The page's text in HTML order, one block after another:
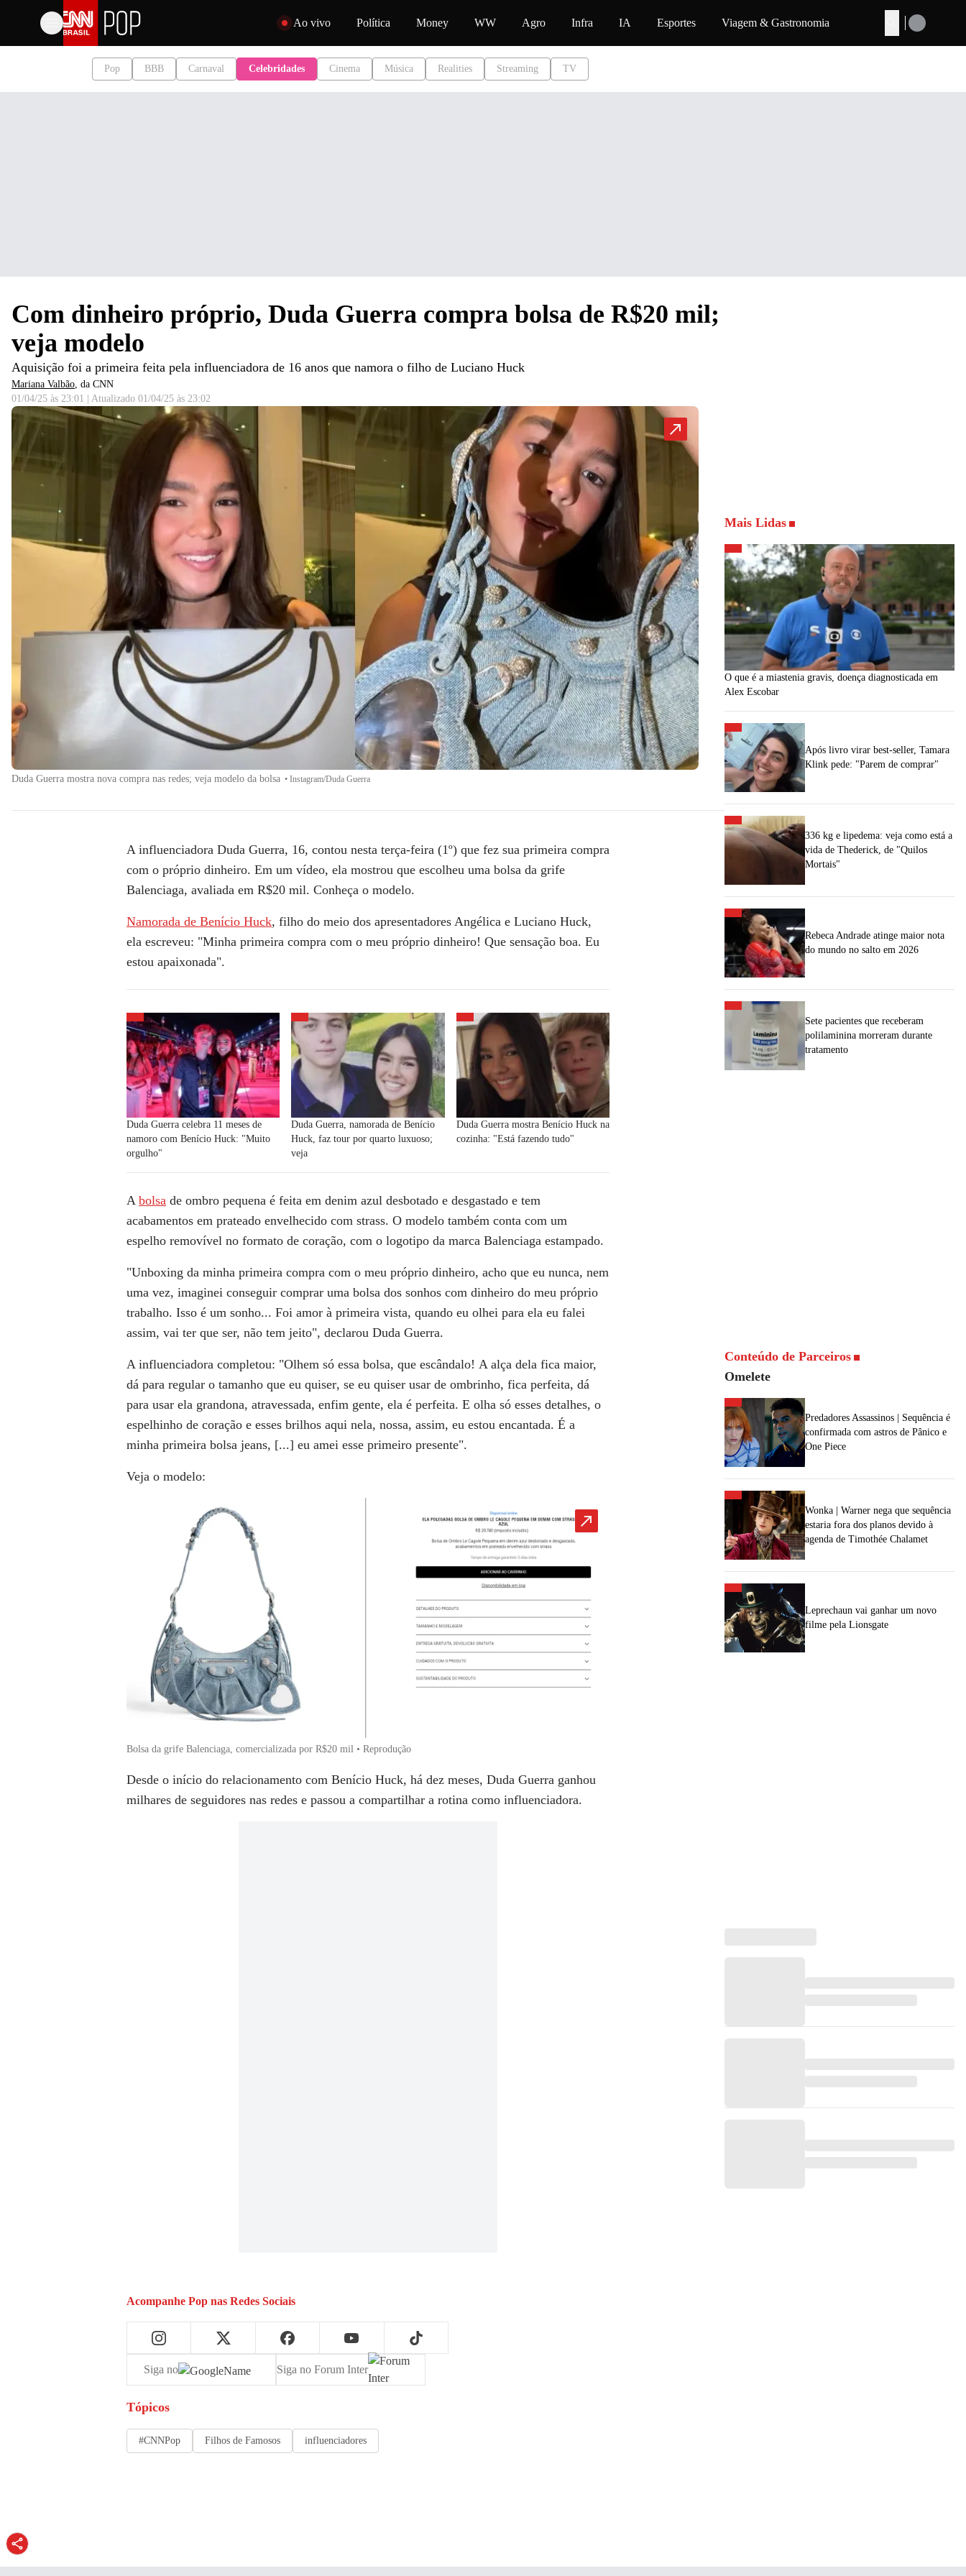
Buscar
Pular para o conteúdo
Ao vivo Política Money WW Agro Infra IA Esportes Viagem & Gastronomia
Pop BBB Carnaval Celebridades Cinema Música Realities Streaming TV
Com dinheiro próprio, Duda Guerra compra bolsa de R$20 mil;
veja modelo
Aquisição foi a primeira feita pela influenciadora de 16 anos que namora o filho de Luciano Huck
Mariana Valbão, da CNN
01/04/25 às 23:01
Atualizado 01/04/25 às 23:02
Duda Guerra mostra nova compra nas redes; veja modelo da bolsa • Instagram/Duda Guerra
A influenciadora Duda Guerra, 16, contou nesta terça-feira (1º) que fez sua primeira compra
com o próprio dinheiro. Em um vídeo, ela mostrou que escolheu uma bolsa da grife
Balenciaga, avaliada em R$20 mil. Conheça o modelo.
Namorada de Benício Huck, filho do meio dos apresentadores Angélica e Luciano Huck,
ela escreveu: "Minha primeira compra com o meu próprio dinheiro! Que sensação boa. Eu
estou apaixonada".
Duda Guerra celebra 11 meses de
namoro com Benício Huck: "Muito
orgulho"
Duda Guerra, namorada de Benício
Huck, faz tour por quarto luxuoso;
veja
Duda Guerra mostra Benício Huck na
cozinha: "Está fazendo tudo"
A bolsa de ombro pequena é feita em denim azul desbotado e desgastado e tem
acabamentos em prateado envelhecido com strass. O modelo também conta com um
espelho removível no formato de coração, com o logotipo da marca Balenciaga estampado.
"Unboxing da minha primeira compra com o meu próprio dinheiro, acho que eu nunca, nem
uma vez, imaginei conseguir comprar uma bolsa dos sonhos com dinheiro do meu próprio
trabalho. Isso é um sonho... Foi amor à primeira vista, quando eu olhei para ela eu falei
assim, vai ter que ser, não tem jeito", declarou Duda Guerra.
A influenciadora completou: "Olhem só essa bolsa, que escândalo! A alça dela fica maior,
dá para regular o tamanho que eu quiser, se eu quiser usar de ombrinho, fica perfeita, dá
para usar ela grandona, atravessada, enfim gente, ela é perfeita. E olha só esses detalhes, o
espelhinho de coração e esses brilhos aqui nela, nossa, assim, eu estou encantada. É a
minha primeira bolsa jeans, [...] eu amei esse primeiro presente".
Veja o modelo:
Bolsa da grife Balenciaga, comercializada por R$20 mil • Reprodução
Desde o início do relacionamento com Benício Huck, há dez meses, Duda Guerra ganhou
milhares de seguidores nas redes e passou a compartilhar a rotina como influenciadora.
Acompanhe Pop nas Redes Sociais
Siga no Siga no Forum Inter
Tópicos
#CNNPop Filhos de Famosos influenciadores
Mais Lidas
O que é a miastenia gravis, doença diagnosticada em
Alex Escobar
Após livro virar best-seller, Tamara
Klink pede: "Parem de comprar"
336 kg e lipedema: veja como está a
vida de Thederick, de "Quilos
Mortais"
Rebeca Andrade atinge maior nota
do mundo no salto em 2026
Sete pacientes que receberam
polilaminina morreram durante
tratamento
Conteúdo de Parceiros
Omelete
Predadores Assassinos | Sequência é
confirmada com astros de Pânico e
One Piece
Wonka | Warner nega que sequência
estaria fora dos planos devido à
agenda de Timothée Chalamet
Leprechaun vai ganhar um novo
filme pela Lionsgate